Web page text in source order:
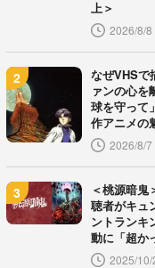
上＞
2026/8/8
なぜVHSで
ァンの心を
球を守って
作アニメの
2026/8/7
＜桃源暗鬼
聴者がキュ
ントランキ
動に「超か
2025/